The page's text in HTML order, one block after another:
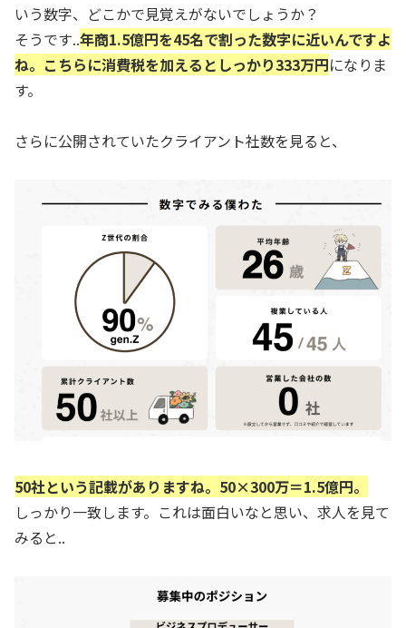
いう数字、どこかで見覚えがないでしょうか？
そうです..年商1.5億円を45名で割った数字に近いんですよ
ね。こちらに消費税を加えるとしっかり333万円になりま
す。
さらに公開されていたクライアント社数を見ると、
50社という記載がありますね。50×300万＝1.5億円。
しっかり一致します。これは面白いなと思い、求人を見て
みると..